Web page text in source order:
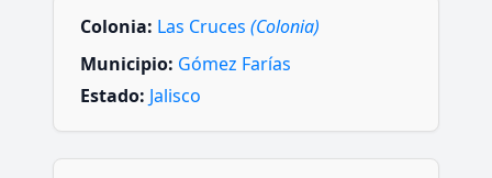
Colonia: Las Cruces (Colonia)
Municipio: Gómez Farías
Estado: Jalisco